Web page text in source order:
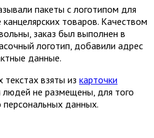
пакеты с логотипом для
товаров. Качеством
заказ был выполнен в
логотип, добавили адрес
данные.
взяты из карточки
людей не размещены, для того
данных.